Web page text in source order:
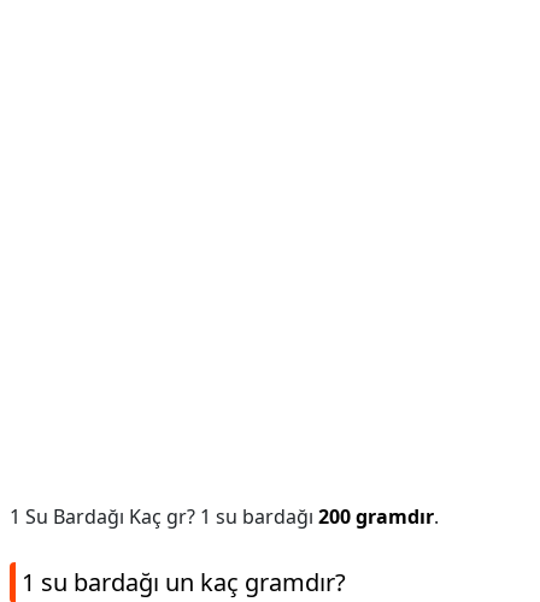
1 Su Bardağı Kaç gr? 1 su bardağı 200 gramdır.
1 su bardağı un kaç gramdır?